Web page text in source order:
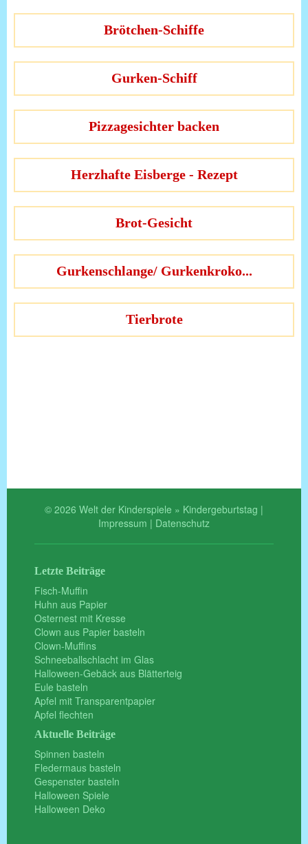
Brötchen-Schiffe
Gurken-Schiff
Pizzagesichter backen
Herzhafte Eisberge - Rezept
Brot-Gesicht
Gurkenschlange/ Gurkenkroko...
Tierbrote
© 2026 Welt der Kinderspiele » Kindergeburtstag |
Impressum | Datenschutz
Letzte Beiträge
Fisch-Muffin
Huhn aus Papier
Osternest mit Kresse
Clown aus Papier basteln
Clown-Muffins
Schneeballschlacht im Glas
Halloween-Gebäck aus Blätterteig
Eule basteln
Apfel mit Transparentpapier
Apfel flechten
Aktuelle Beiträge
Spinnen basteln
Fledermaus basteln
Gespenster basteln
Halloween Spiele
Halloween Deko